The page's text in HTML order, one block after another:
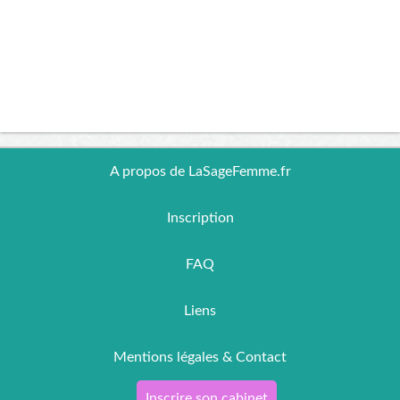
A propos de LaSageFemme.fr
Inscription
FAQ
Liens
Mentions légales & Contact